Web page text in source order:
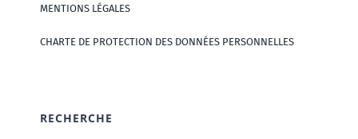
MENTIONS LÉGALES
CHARTE DE PROTECTION DES DONNÉES PERSONNELLES
RECHERCHE